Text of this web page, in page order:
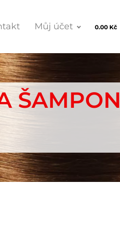
Můj účet 0.00 Kč
ŠAMPON